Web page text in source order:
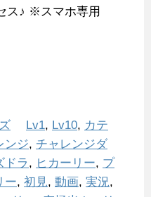
ス♪ ※スマホ専用
Lv1, Lv10, カテ
ンジ, チャレンジダ
ドラ , ヒカーリー, プ
ー, 初見, 動画, 実況,